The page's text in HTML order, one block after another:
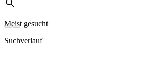
Meist gesucht
Suchverlauf